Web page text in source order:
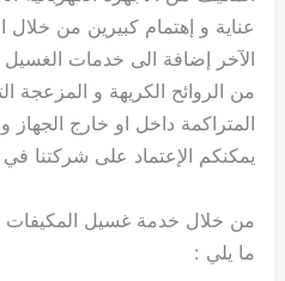
عناية و إهتمام كبيرين من خلال
الآخر إضافة الى خدمات
من الروائح الكريهة و المزعجة
المتراكمة داخل او خارج
يمكنكم الإعتماد على شركتنا
من خلال خدمة غسيل المكيفات
ما يلي :